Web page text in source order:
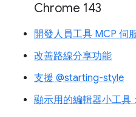
Chrome 143
開發人員工具 MCP 伺
改善路線分享功能
支援 @starting-style
顯示用的編輯器小工具